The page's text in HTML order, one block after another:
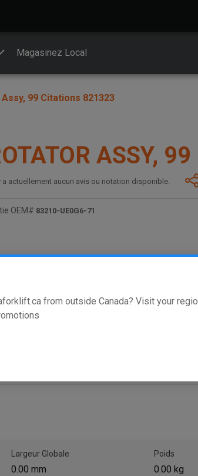
from outside Canada? Visit your
Magasinez Local
99 Citations 821323
ASSY,
a actuellement aucun avis ou notation disponible.
OEM# 83210-UE0G6-71
Cette partie s’adaptera-t-elle à votre
Le ramassage le lendemain n’est pas
Largeur Globale
0.00 mm
Poids
0.00 kg